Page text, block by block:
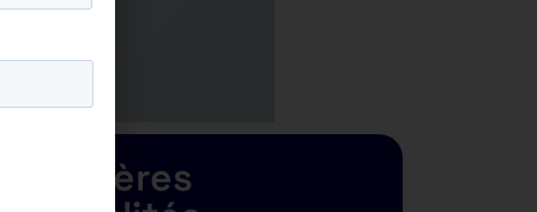
Dernières